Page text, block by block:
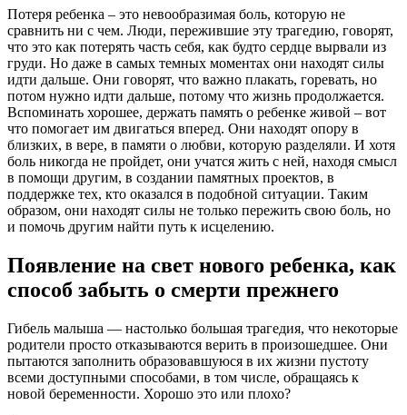
Потеря ребенка – это невообразимая боль, которую не
сравнить ни с чем. Люди, пережившие эту трагедию, говорят,
что это как потерять часть себя, как будто сердце вырвали из
груди. Но даже в самых темных моментах они находят силы
идти дальше. Они говорят, что важно плакать, горевать, но
потом нужно идти дальше, потому что жизнь продолжается.
Вспоминать хорошее, держать память о ребенке живой – вот
что помогает им двигаться вперед. Они находят опору в
близких, в вере, в памяти о любви, которую разделяли. И хотя
боль никогда не пройдет, они учатся жить с ней, находя смысл
в помощи другим, в создании памятных проектов, в
поддержке тех, кто оказался в подобной ситуации. Таким
образом, они находят силы не только пережить свою боль, но
и помочь другим найти путь к исцелению.
Появление на свет нового ребенка, как
способ забыть о смерти прежнего
Гибель малыша — настолько большая трагедия, что некоторые
родители просто отказываются верить в произошедшее. Они
пытаются заполнить образовавшуюся в их жизни пустоту
всеми доступными способами, в том числе, обращаясь к
новой беременности. Хорошо это или плохо?